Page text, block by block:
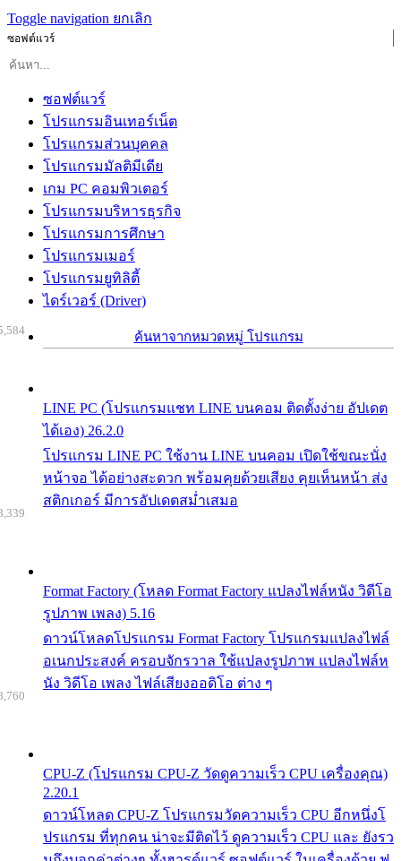
Toggle navigation ยกเลิก
ซอฟต์แวร์
ซอฟต์แวร์
โปรแกรมอินเทอร์เน็ต
โปรแกรมส่วนบุคคล
โปรแกรมมัลติมีเดีย
เกม PC คอมพิวเตอร์
โปรแกรมบริหารธุรกิจ
โปรแกรมการศึกษา
โปรแกรมเมอร์
โปรแกรมยูทิลิตี้
ไดร์เวอร์ (Driver)
ค้นหาจากหมวดหมู่ โปรแกรม
LINE PC (โปรแกรมแชท LINE บนคอม ติดตั้งง่าย อัปเดต
ได้เอง) 26.2.0
โปรแกรม LINE PC ใช้งาน LINE บนคอม เปิดใช้ขณะนั่ง
หน้าจอ ได้อย่างสะดวก พร้อมคุยด้วยเสียง คุยเห็นหน้า ส่ง
สติกเกอร์ มีการอัปเดตสม่ำเสมอ
Format Factory (โหลด Format Factory แปลงไฟล์หนัง วิดีโอ
รูปภาพ เพลง) 5.16
ดาวน์โหลดโปรแกรม Format Factory โปรแกรมแปลงไฟล์
อเนกประสงค์ ครอบจักรวาล ใช้แปลงรูปภาพ แปลงไฟล์ห
นัง วิดีโอ เพลง ไฟล์เสียงออดิโอ ต่าง ๆ
CPU-Z (โปรแกรม CPU-Z วัดดูความเร็ว CPU เครื่องคุณ)
2.20.1
ดาวน์โหลด CPU-Z โปรแกรมวัดความเร็ว CPU อีกหนึ่งโ
ปรแกรม ที่ทุกคน น่าจะมีติดไว้ ดูความเร็ว CPU และ ยังรว